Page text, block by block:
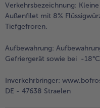
Verkehrsbezeichnung:
Außenfilet mit 8%
Tiefgefroren.
Aufbewahrung:
Gefriergerät sowie bei -18°C
Inverkehrbringer:
DE - 47638 Straelen